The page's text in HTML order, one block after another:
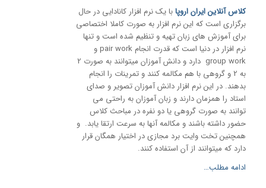
کلاس آنلاین ایران اروپابا یک نرم افزار کانادایی در حال
برگزاری است که این نرم افزار به صورت کاملا اختصاصی
برای آموزش های زبان تهیه و تنظیم شده است و تنها
نرم افزار در دنیا است که قدرت انجام pair work و
group work دارد و دانش آموزان میتوانند به صورت 2
به 2 و گروهی با هم مکالمه کنند و تمرینات را انجام
بدهند. در این نرم افزار دانش آموزان تصویر و صدای
استاد را همزمان دارند و زبان آموزان به راحتی می
توانند به صورت گروهی یا دو نفره در مباحث کلاس
حضور داشته باشند و مکالمه آنها به سرعت ارتقا یابد. و
همچنین تخت وایت برد مجازی در اختیار همگان قرار
دارد که میتوانند از آن استفاده کنند.
ادامه مطلب…